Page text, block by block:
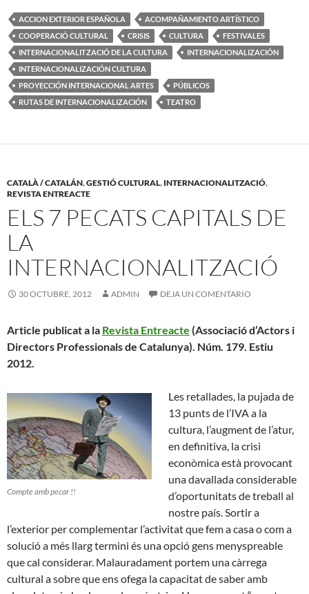
ACCION EXTERIOR ESPAÑOLA
ACOMPAÑAMIENTO ARTÍSTICO
COOPERACIÓ CULTURAL
CRISIS CULTURA
FESTIVALES
INTERNACIONALITZACIÓ DE LA CULTURA
INTERNACIONALIZACIÓN
INTERNACIONALIZACIÓN CULTURA
PROYECCIÓN INTERNACIONAL ARTES
PÚBLICOS
RUTAS DE INTERNACIONALIZACIÓN
TEATRO
CATALÀ / CATALÁN,GESTIÓ CULTURAL, INTERNACIONALITZACIÓ,
REVISTA ENTREACTE
ELS 7 PECATS CAPITALS DE
LA
INTERNACIONALITZACIÓ
30 OCTUBRE, 2012 ADMIN DEJA UN COMENTARIO
Article publicat a la Revista Entreacte (Associació d’Actors i
Directors Professionals de Catalunya). Núm. 179. Estiu
2012.
Compte amb pecar !!
Les retallades, la pujada de
13 punts de l’IVA a la
cultura, l’augment de l’atur,
en definitiva, la crisi
econòmica està provocant
una davallada considerable
d’oportunitats de treball al
nostre país. Sortir a
l’exterior per complementar l’activitat que fem a casa o com a
solució a més llarg termini és una opció gens menyspreable
que cal considerar. Malauradament portem una càrrega
cultural a sobre que ens ofega la capacitat de saber amb